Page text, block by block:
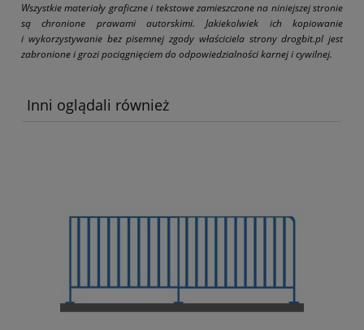
Wszystkie materiały graficzne i tekstowe zamieszczone na niniejszej stronie
są chronione prawami autorskimi. Jakiekolwiek ich kopiowanie
i wykorzystywanie bez pisemnej zgody właściciela strony drogbit.pl jest
zabronione i grozi pociągnięciem do odpowiedzialności karnej i cywilnej.
Inni oglądali również